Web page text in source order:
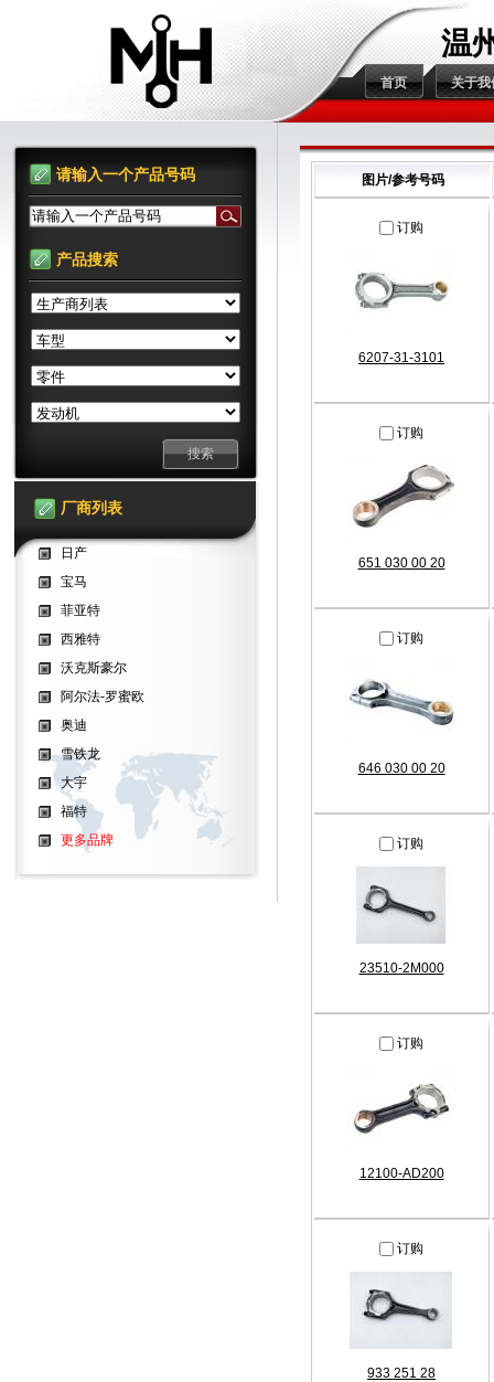
温
首页 关于我
图片/参考号码
订购
6207-31-3101
订购
651 030 00 20
订购
646 030 00 20
订购
23510-2M000
订购
12100-AD200
订购
933 251 28
请输入一个产品号码
请输入一个产品号码
产品搜索
厂商列表
日产
宝马
菲亚特
西雅特
沃克斯豪尔
阿尔法-罗蜜欧
奥迪
雪铁龙
大宇
福特
更多品牌